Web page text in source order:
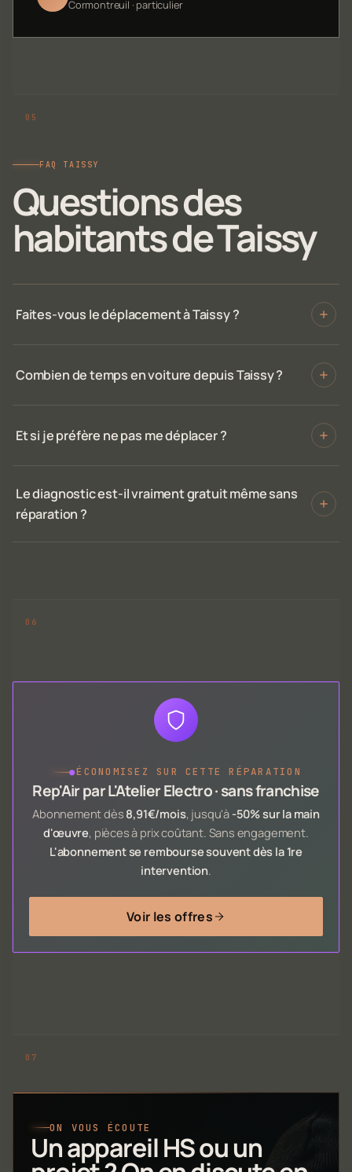
Cormontreuil · particulier
FAQ TAISSY
Questions des
habitants de Taissy
Faites-vous le déplacement à Taissy ?
Combien de temps en voiture depuis Taissy ?
Et si je préfère ne pas me déplacer ?
Le diagnostic est-il vraiment gratuit même sans
réparation ?
●ÉCONOMISEZ SUR CETTE RÉPARATION
Rep'Air par L'Atelier Electro · sans franchise
Abonnement dès 8,91€/mois, jusqu'à -50% sur la main
d'œuvre, pièces à prix coûtant. Sans engagement.
L'abonnement se rembourse souvent dès la 1re
intervention.
Voir les offres
ON VOUS ÉCOUTE
Un appareil HS ou un